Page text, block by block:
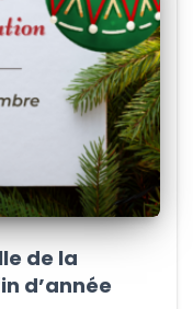
de la
d’année